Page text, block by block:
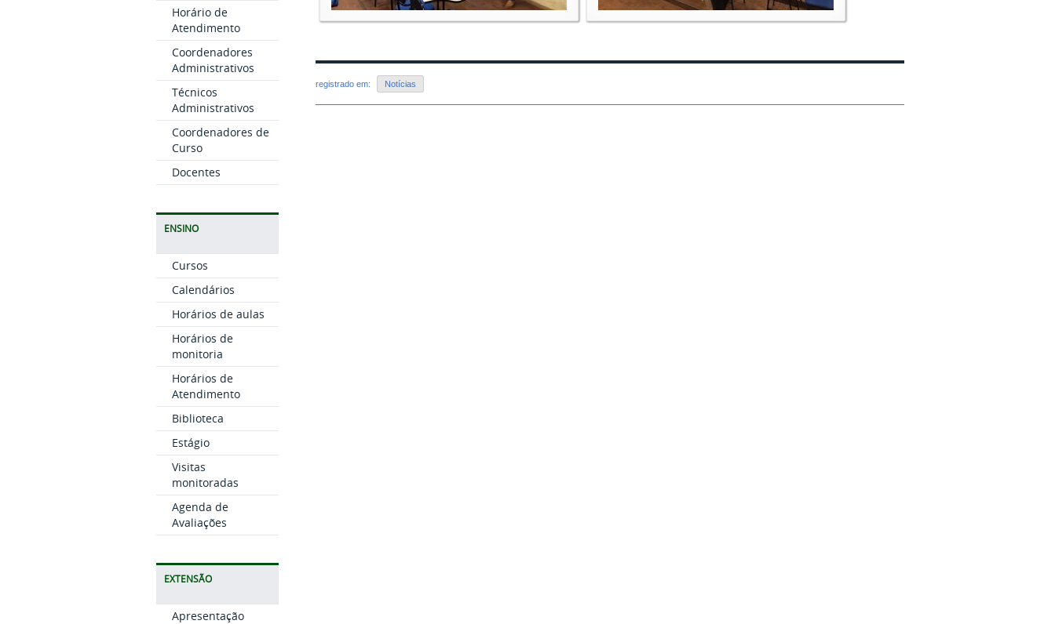
Horário de
Atendimento
Coordenadores
Administrativos
Técnicos
Administrativos
Coordenadores de
Curso
Docentes
ENSINO
Cursos
Calendários
Horários de aulas
Horários de
monitoria
Horários de
Atendimento
Biblioteca
Estágio
Visitas
monitoradas
Agenda de
Avaliações
EXTENSÃO
Apresentação
registrado em: Notícias